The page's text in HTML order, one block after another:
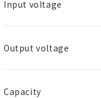
Input voltage
Output voltage
Capacity